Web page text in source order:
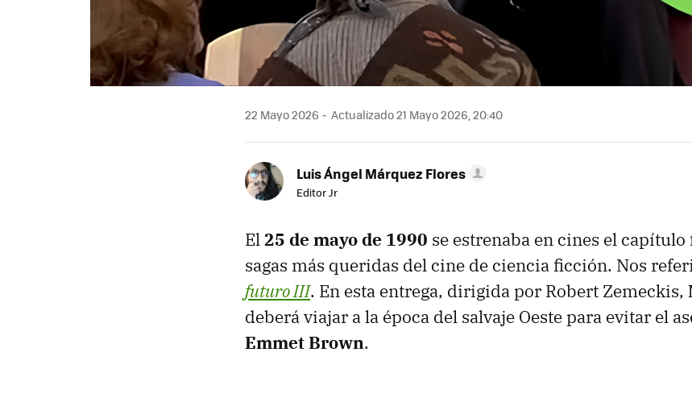
22 Mayo 2026 Actualizado 21 Mayo 2026, 20:40
Luis Ángel Márquez Flores
Editor Jr
El25 de mayo de 1990 se estrenaba en cines el capítulo
sagas más queridas del cine de ciencia ficción. Nos
futuro III. En esta entrega, dirigida por Robert Zemeckis,
deberá viajar a la época del salvaje Oeste para evitar el
Emmet Brown.